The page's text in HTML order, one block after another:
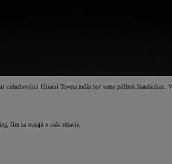
filtrami Toyota môže byť tento pôžitok
čím sa starajú o vaše zdravie.